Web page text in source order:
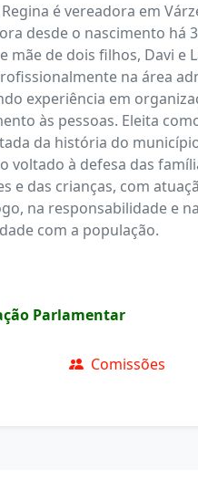
é vereadora em
desde o nascimento há
mãe de dois filhos, Davi e
na área
experiência em
às pessoas. Eleita
da história do
voltado à defesa das
e das crianças, com
na responsabilidade e na
com a população.
Parlamentar
Comissões